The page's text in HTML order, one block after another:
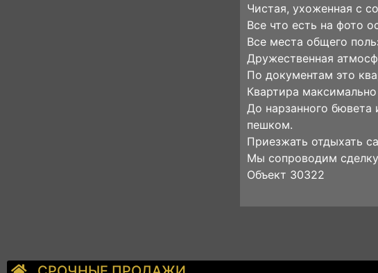
Чистая, ухоженная с
Все что есть на фото
Все места общего
Дружественная
По документам это
Квартира
До нарзанного бювета
пешком.
Приезжать отдыхать
Мы сопроводим
Объект 30322